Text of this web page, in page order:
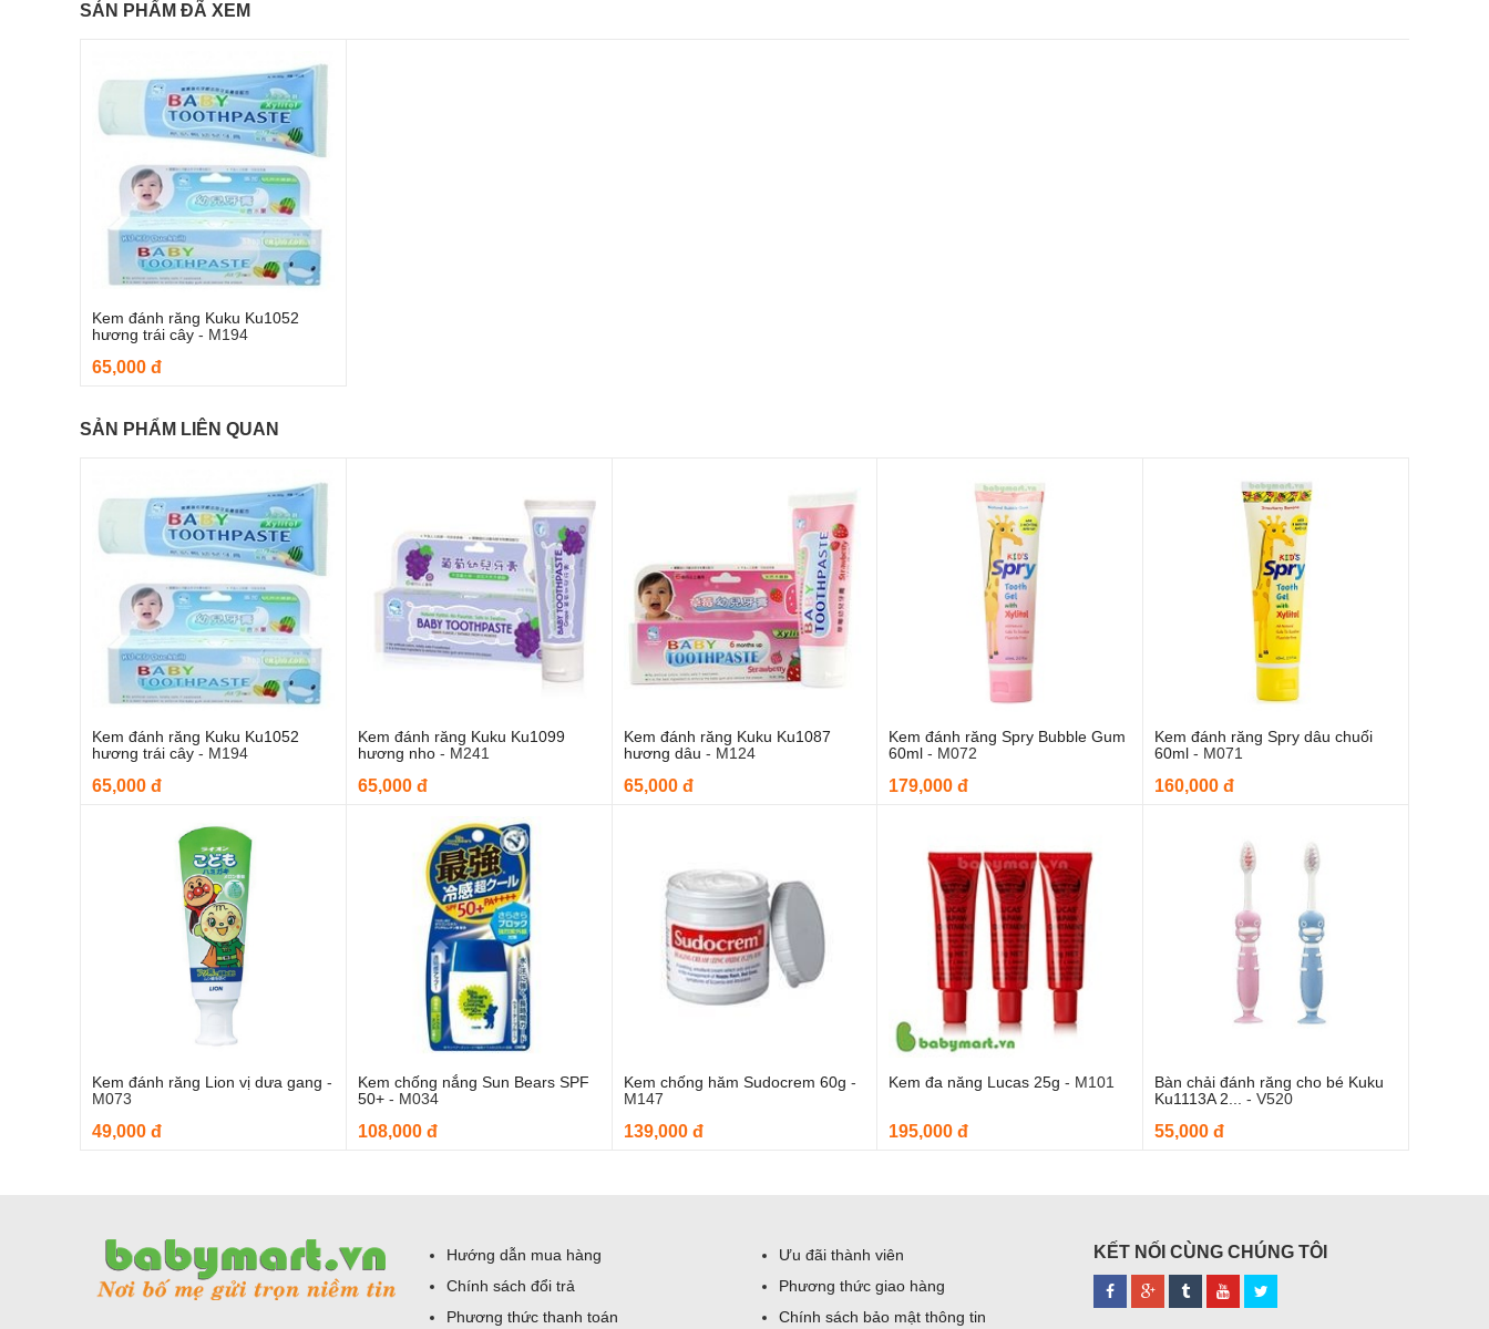
SẢN PHẨM ĐÃ XEM
Kem đánh răng Kuku Ku1052
hương trái cây - M194
65,000 đ
SẢN PHẨM LIÊN QUAN
Kem đánh răng Kuku Ku1052
hương trái cây - M194
65,000 đ
Thêm vào giỏ hàng
Kem đánh răng Kuku Ku1099
hương nho- M241
65,000 đ
Thêm vào giỏ hàng
Kem đánh răng Kuku Ku1087
hương dâu - M124
65,000 đ
Thêm vào giỏ hàng
Kem đánh răng Spry Bubble Gum
60ml - M072
179,000 đ
Thêm vào giỏ hàng
Kem đánh răng Spry dâu chuối
60ml - M071
160,000 đ
Thêm vào giỏ hàng
Kem đánh răng Lion vị dưa gang -
M073
49,000 đ
Thêm vào giỏ hàng
Kem chống nắng Sun Bears SPF
50+- M034
108,000 đ
Thêm vào giỏ hàng
Kem chống hăm Sudocrem 60g -
M147
139,000 đ
Thêm vào giỏ hàng
Kem đa năng Lucas 25g - M101
195,000 đ
Thêm vào giỏ hàng
Bàn chải đánh răng cho bé Kuku
Ku1113A 2...-V520
55,000 đ
Hướng dẫn mua hàng
Chính sách đổi trả
Phương thức thanh toán
Ưu đãi thành viên
Phương thức giao hàng
Chính sách bảo mật thông tin
KẾT NỐI CÙNG CHÚNG TÔI